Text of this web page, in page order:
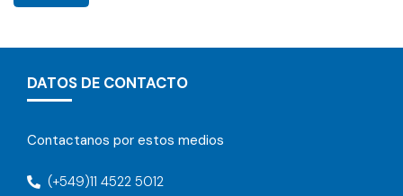
DATOS DE CONTACTO
Contactanos por estos medios
(+549)11 4522 5012